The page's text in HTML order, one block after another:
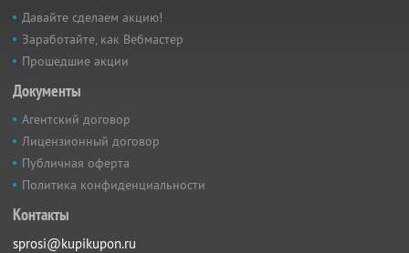
Давайте сделаем акцию!
Заработайте, как Вебмастер
Прошедшие акции
Документы
Агентский договор
Лицензионный договор
Публичная оферта
Политика конфиденциальности
Контакты
sprosi@kupikupon.ru